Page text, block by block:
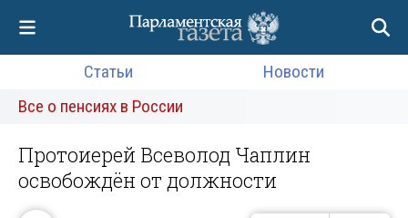
Статьи
Новости
Все о пенсиях в России
Протоиерей Всеволод Чаплин
освобождён от должности